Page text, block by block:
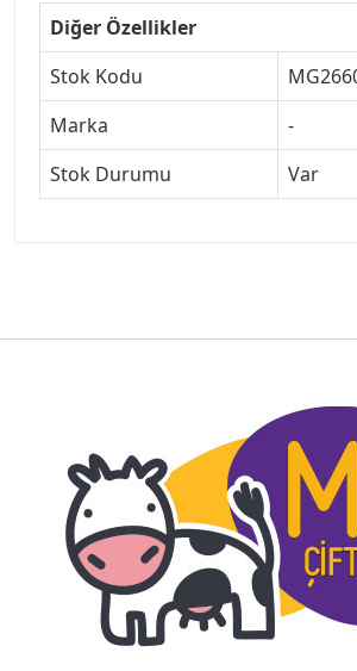
Diğer Özellikler
Stok Kodu
Marka
-
Stok Durumu
Var